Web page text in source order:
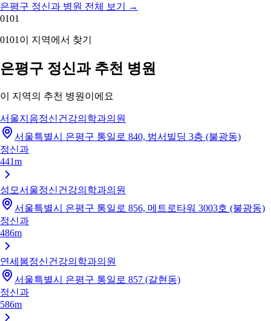
은평구 정신과 병원 전체 보기
→
0101
0101 이 지역에서 찾기
은평구 정신과 추천 병원
이 지역의 추천 병원이에요
서울지음정신건강의학과의원
서울특별시 은평구 통일로 840, 범서빌딩 3층 (불광동)
정신과
441m
성모서울정신건강의학과의원
서울특별시 은평구 통일로 856, 메트로타워 3003호 (불광동)
정신과
486m
연세봄정신건강의학과의원
서울특별시 은평구 통일로 857 (갈현동)
정신과
586m